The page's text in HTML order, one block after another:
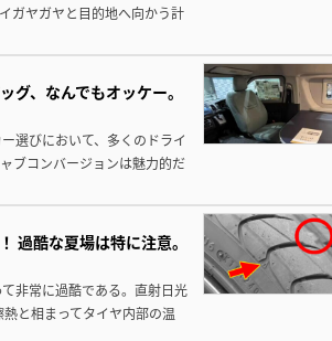
ガヤガヤと目的地へ向かう計
、なんでもオッケー。
選びにおいて、多くのドライ
ブコンバージョンは魅力的だ
過酷な夏場は特に注意。
非常に過酷である。直射日光
と相まってタイヤ内部の温